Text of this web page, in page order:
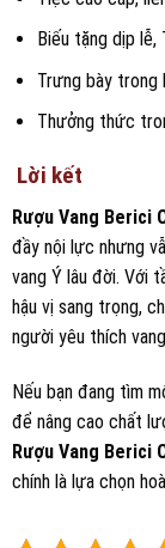
Biếu tặng dịp
Trưng bày trong
Thưởng thức
Lời kết
Rượu Vang Berici
đầy nội lực nhưng
vang Ý lâu đời. Với
hậu vị sang trọng,
người yêu thích
Nếu bạn đang tìm
để nâng cao chất
Rượu Vang Berici
chính là lựa chọn